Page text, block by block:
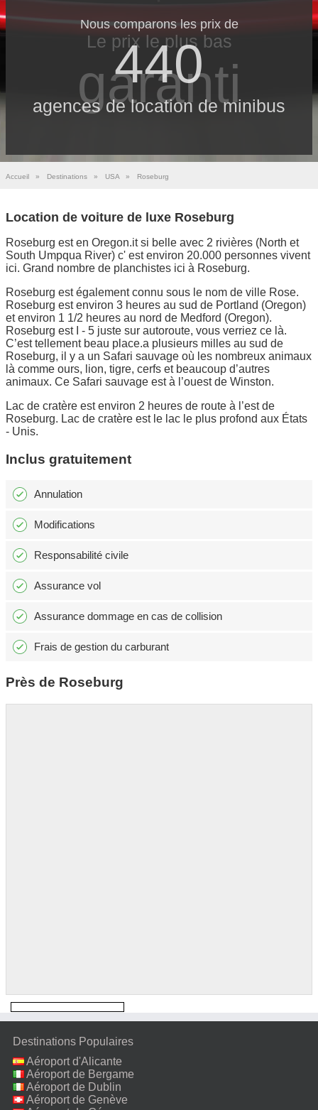
Nous comparons les prix de
440
agences de location de minibus
Le prix le​ plus bas
garanti
Accueil » Destinations » USA » Roseburg
Location de voiture de luxe Roseburg
Roseburg est en Oregon.it si belle avec 2 rivières (North et
South Umpqua River) c' est environ 20.000 personnes vivent
ici. Grand nombre de planchistes ici à Roseburg.
Roseburg est également connu sous le nom de ville Rose.
Roseburg est environ 3 heures au sud de Portland (Oregon)
et environ 1 1/2 heures au nord de Medford (Oregon).
Roseburg est I - 5 juste sur autoroute, vous verriez ce là.
C’est tellement beau place.a plusieurs milles au sud de
Roseburg, il y a un Safari sauvage où les nombreux animaux
là comme ours, lion, tigre, cerfs et beaucoup d’autres
animaux. Ce Safari sauvage est à l’ouest de Winston.
Lac de cratère est environ 2 heures de route à l’est de
Roseburg. Lac de cratère est le lac le plus profond aux États
- Unis.
Inclus gratuitement
Annulation
Modifications
Responsabilité civile
Assurance vol
Assurance dommage en cas de collision
Frais de gestion du carburant
Près de Roseburg
Destinations Populaires
Aéroport d'Alicante
Aéroport de Bergame
Aéroport de Dublin
Aéroport de Genève